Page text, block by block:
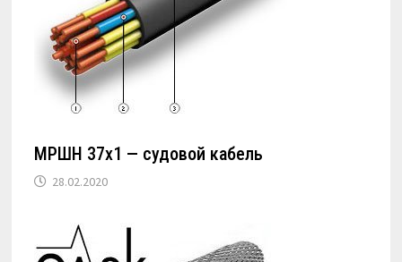
МРШН 37х1 — судовой кабель
28.02.2020